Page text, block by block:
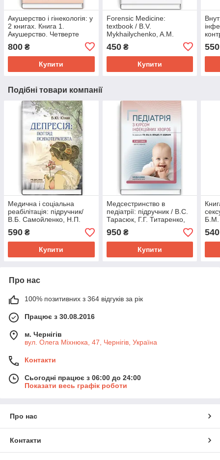
Акушерство і гінекологія: у
2 книгах. Книга 1.
Акушерство. Четверте
Грищенка...)
800 ₴
Купити
Forensic Medicine:
textbook / B.V.
Mykhailychenko, A.M.
Biliakov, I.G. Savka. — 3rd
edition
450₴
Купити
550
Подібні товари компанії
Медична і соціальна
реабілітація: підручник/
В.Б. Самойленко, Н.П.
Яковенко, І.О. Петряшев
та ін. — 3-є видання
590 ₴
Купити
Медсестринство в
педіатрії: підручник / В.С.
Тарасюк, Г.Г. Титаренко,
І.В. Паламар та ін. — 2-е
видання
950₴
Купити
Б.М.
540
Про нас
100% позитивних з 364 відгуків за рік
Працює з 30.08.2016
м. Чернігів
вул. Олега Міхнюка, 47, Чернігів, Україна
Контакти
Сьогодні працює з 06:00 до 24:00
Показати весь графік роботи
Про нас
Контакти